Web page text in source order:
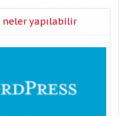
neler yapılabilir